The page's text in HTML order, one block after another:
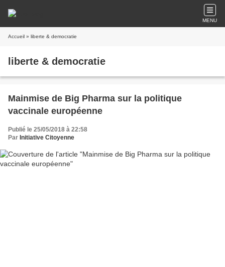
MENU
Accueil » liberte & democratie
liberte & democratie
Mainmise de Big Pharma sur la politique
vaccinale européenne
Publié le 25/05/2018 à 22:58
Par Initiative Citoyenne